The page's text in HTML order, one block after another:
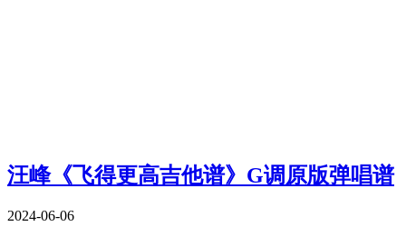
汪峰《飞得更高吉他谱》G调原版弹唱谱
2024-06-06